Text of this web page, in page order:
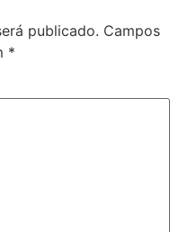
publicado. Campos
*